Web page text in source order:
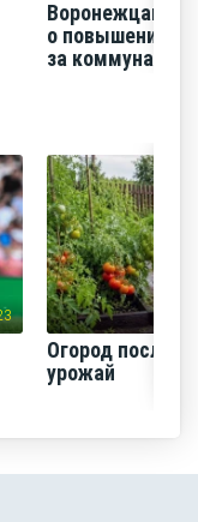
Воронежцам
о повышении
за
Огород после
урожай